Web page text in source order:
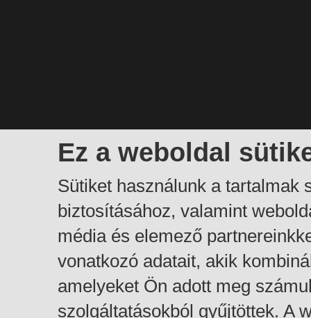
Ez a weboldal
Sütiket használunk a tartalmak
biztosításához, valamint
média és elemező
vonatkozó adatait, akik
amelyeket Ön adott meg
szolgáltatásokból gyűjtöttek. A